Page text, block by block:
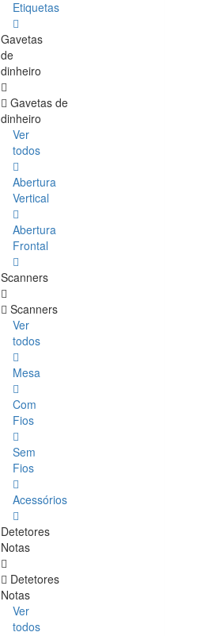
Etiquetas
Gavetas
de
dinheiro
Gavetas de
dinheiro
Ver
todos
Abertura
Vertical
Abertura
Frontal
Scanners
Scanners
Ver
todos
Mesa
Com
Fios
Sem
Fios
Acessórios
Detetores
Notas
Detetores
Notas
Ver
todos